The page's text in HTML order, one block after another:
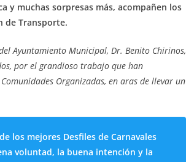
y muchas sorpresas más, acompañen los
de Transporte.
Ayuntamiento Municipal, Dr. Benito Chirinos,
por el grandioso trabajo que han
Organizadas, en aras de llevar un
los mejores Desfiles de Carnavales
voluntad, la buena intención y la